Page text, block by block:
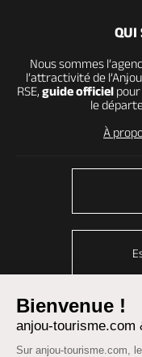
Bienvenue !
anjou-tourisme.com
Sur anjou-tourisme.com,
QUI
Nous sommes
l’attractivité de
RSE, guide officielpour
le
À
© Anjou tourisme
Mentions